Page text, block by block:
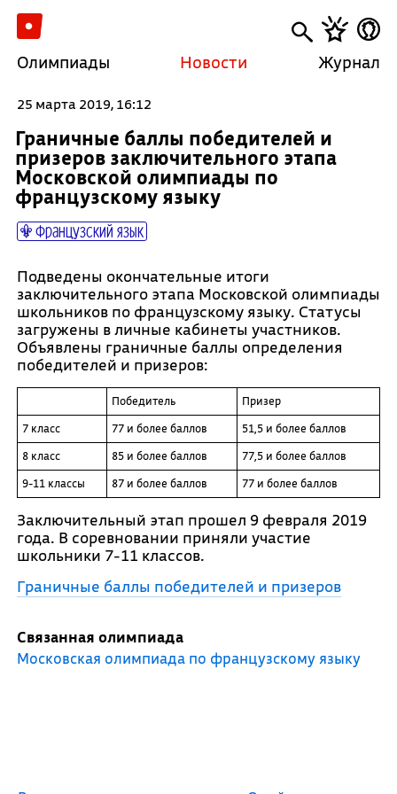
Олимпиады Новости Журнал
25 марта 2019, 16:12
Граничные баллы победителей и
призеров заключительного этапа
Московской олимпиады по
французскому языку
Французский язык
Подведены окончательные итоги
заключительного этапа Московской олимпиады
школьников по французскому языку. Статусы
загружены в личные кабинеты участников.
Объявлены граничные баллы определения
победителей и призеров:
Победитель Призер
7 класс 77 и более баллов 51,5 и более баллов
8 класс 85 и более баллов 77,5 и более баллов
9-11 классы 87 и более баллов 77 и более баллов
Заключительный этап прошел 9 февраля 2019
года. В соревновании приняли участие
школьники 7-11 классов.
Граничные баллы победителей и призеров
Связанная олимпиада
Московская олимпиада по французскому языку